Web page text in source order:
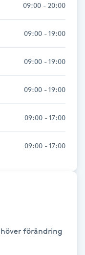
09:00 - 20:00
09:00 - 19:00
09:00 - 19:00
09:00 - 19:00
09:00 - 17:00
09:00 - 17:00
förändring